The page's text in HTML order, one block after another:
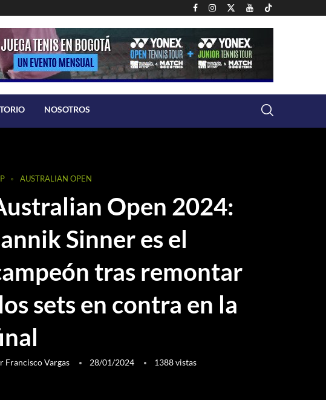
NOSOTROS
AUSTRALIAN OPEN
Open 2024:
Sinner es el
tras remontar
sets en contra en la
Francisco Vargas 28/01/2024 1388vistas